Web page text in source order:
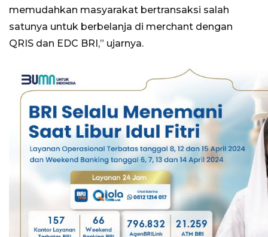
memudahkan masyarakat bertransaksi salah
satunya untuk berbelanja di merchant dengan
QRIS dan EDC BRI,” ujarnya.